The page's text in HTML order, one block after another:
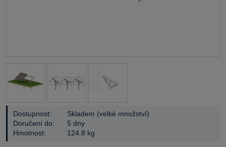
Dostupnost:
Skladem (velké množství)
Doručení do:
5 dny
Hmotnost:
124.8 kg